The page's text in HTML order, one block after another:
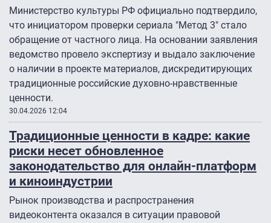
Министерство культуры РФ официально подтвердило,
что инициатором проверки сериала "Метод 3″ стало
обращение от частного лица. На основании заявления
ведомство провело экспертизу и выдало заключение
о наличии в проекте материалов, дискредитирующих
традиционные российские духовно-нравственные
ценности.
30.04.2026 12:04
Традиционные ценности в кадре: какие
риски несет обновленное
законодательство для онлайн-платформ
и киноиндустрии
Рынок производства и распространения
видеоконтента оказался в ситуации правовой